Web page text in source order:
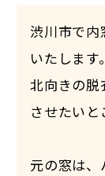
渋川市で内
いたします。
北向きの脱
させたいと
元の窓は